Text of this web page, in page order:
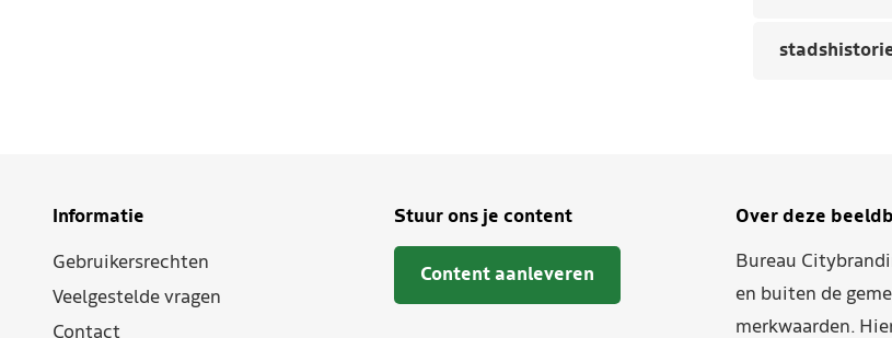
Informatie
Gebruikersrechten
Veelgestelde vragen
Contact
Stuur ons je content
Content aanleveren
Over deze
Bureau
en buiten de
merkwaarden.